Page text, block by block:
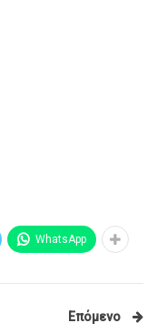
WhatsApp
Επόμενο